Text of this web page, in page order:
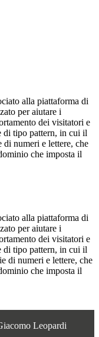
alla piattaforma di
per aiutare i
dei visitatori e
di tipo pattern, in cui il
di numeri e lettere, che
che imposta il
alla piattaforma di
per aiutare i
dei visitatori e
di tipo pattern, in cui il
di numeri e lettere, che
che imposta il
Leopardi